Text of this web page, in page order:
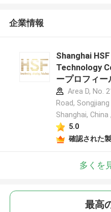
企業情報
Shanghai
Technology
ープロフィー
Area D, No.
Road,
Shanghai, China
5.0
確認された
多くを
最高